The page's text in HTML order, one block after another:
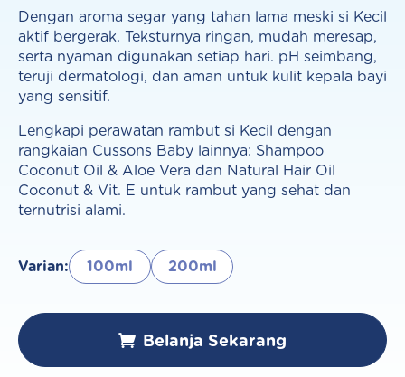
Dengan aroma segar yang tahan lama meski si Kecil
aktif bergerak. Teksturnya ringan, mudah meresap,
serta nyaman digunakan setiap hari. pH seimbang,
teruji dermatologi, dan aman untuk kulit kepala bayi
yang sensitif.
Lengkapi perawatan rambut si Kecil dengan
rangkaian Cussons Baby lainnya: Shampoo
Coconut Oil & Aloe Vera dan Natural Hair Oil
Coconut & Vit. E untuk rambut yang sehat dan
ternutrisi alami.
Varian: 100ml 200ml
Belanja Sekarang